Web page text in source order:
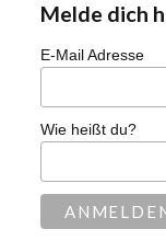
Melde dich
E-Mail Adresse
Wie heißt du?